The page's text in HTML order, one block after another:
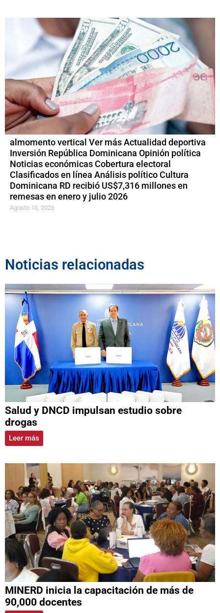
almomento vertical Ver más Actualidad deportiva
Inversión República Dominicana Opinión política
Noticias económicas Cobertura electoral
Clasificados en línea Análisis político Cultura
Dominicana RD recibió US$7,316 millones en
remesas en enero y julio 2026
Agosto 10, 2026
Noticias relacionadas
Salud y DNCD impulsan estudio sobre
drogas
Leer más
MINERD inicia la capacitación de más de
90,000 docentes